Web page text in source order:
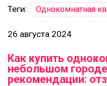
Теги: Однокомнатная
26 августа 2024
Как купить
небольшом
рекомендации: